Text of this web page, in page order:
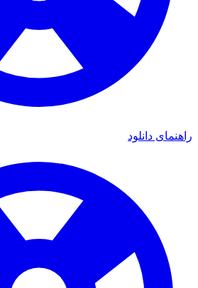
راهنمای دانلود